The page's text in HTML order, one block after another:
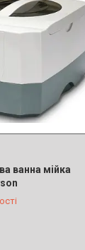
ванна мійка
17